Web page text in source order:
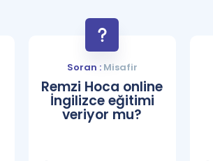
Soran :Misafir
Remzi Hoca online
İngilizce eğitimi
veriyor mu?